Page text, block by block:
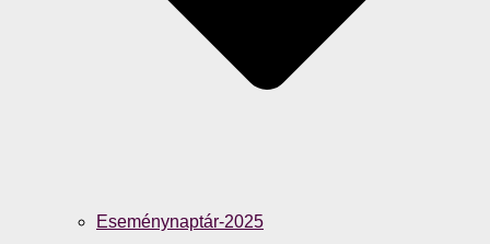
Eseménynaptár-2025